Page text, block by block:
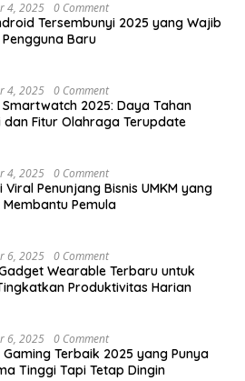
4, 2025 0 Comment
Tersembunyi 2025 yang Wajib
Baru
4, 2025 0 Comment
Smartwatch 2025: Daya Tahan
dan Fitur Olahraga Terupdate
4, 2025 0 Comment
Viral Penunjang Bisnis UMKM yang
Pemula
6, 2025 0 Comment
Wearable Terbaru untuk
Produktivitas Harian
6, 2025 0 Comment
Terbaik 2025 yang Punya
Tinggi Tapi Tetap Dingin